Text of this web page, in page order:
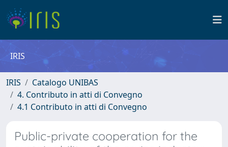
IRIS
IRIS
Catalogo UNIBAS
4. Contributo in atti di Convegno
4.1 Contributo in atti di Convegno
Public-private cooperation for the